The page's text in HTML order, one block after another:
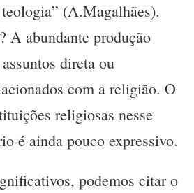
(A.Magalhães).
A abundante produção
direta ou
com a religião. O
religiosas nesse
é ainda pouco expressivo.
podemos citar o